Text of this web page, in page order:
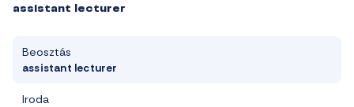
assistant lecturer
Beosztás
assistant lecturer
Iroda